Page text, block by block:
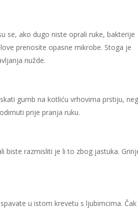
se, ako dugo niste oprali ruke, bakterije
prenosite opasne mikrobe. Stoga je
nužde.
gumb na kotliću vrhovima prstiju,
prije pranja ruku.
biste razmisliti je li to zbog jastuka.
u istom krevetu s ljubimcima. Čak